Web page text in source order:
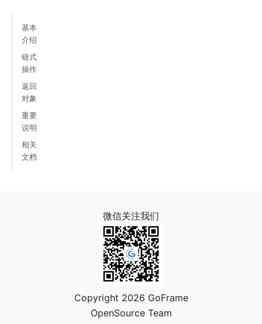
基本
介绍
链式
操作
返回
对象
重要
说明
相关
文档
微信关注我们
Copyright 2026 GoFrame
OpenSource Team